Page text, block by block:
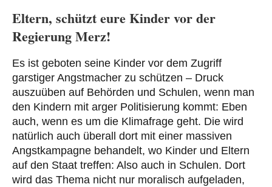
Eltern, schützt eure Kinder vor der
Regierung Merz!
Es ist geboten seine Kinder vor dem Zugriff
garstiger Angstmacher zu schützen – Druck
auszuüben auf Behörden und Schulen, wenn man
den Kindern mit arger Politisierung kommt: Eben
auch, wenn es um die Klimafrage geht. Die wird
natürlich auch überall dort mit einer massiven
Angstkampagne behandelt, wo Kinder und Eltern
auf den Staat treffen: Also auch in Schulen. Dort
wird das Thema nicht nur moralisch aufgeladen,